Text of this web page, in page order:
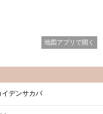
地図アプリで開く
イデンサカバ